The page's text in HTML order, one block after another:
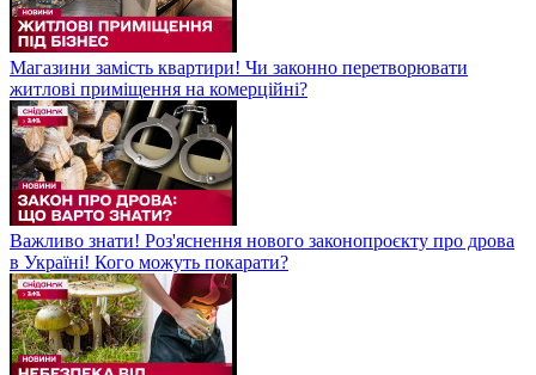
Магазини замість квартири! Чи законно перетворювати
житлові приміщення на комерційні?
Важливо знати! Роз'яснення нового законопроєкту про дрова
в Україні! Кого можуть покарати?